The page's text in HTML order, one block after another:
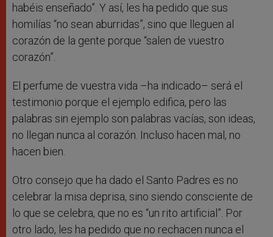
habéis enseñado”. Y así, les ha pedido que sus
homilías “no sean aburridas”, sino que lleguen al
corazón de la gente porque “salen de vuestro
corazón”.
El perfume de vuestra vida –ha indicado– será el
testimonio porque el ejemplo edifica, pero las
palabras sin ejemplo son palabras vacías, son ideas,
no llegan nunca al corazón. Incluso hacen mal, no
hacen bien.
Otro consejo que ha dado el Santo Padres es no
celebrar la misa deprisa, sino siendo consciente de
lo que se celebra, que no es “un rito artificial”. Por
otro lado, les ha pedido que no rechacen nunca el